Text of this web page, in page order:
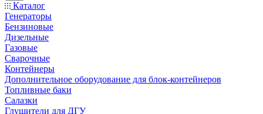
Каталог
Генераторы
Бензиновые
Дизельные
Газовые
Сварочные
Контейнеры
Дополнительное оборудование для блок-контейнеров
Топливные баки
Салазки
Глушители для ДГУ